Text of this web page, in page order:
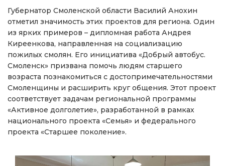
Губернатор Смоленской области Василий Анохин
отметил значимость этих проектов для региона. Один
из ярких примеров – дипломная работа Андрея
Киреенкова, направленная на социализацию
пожилых смолян. Его инициатива «Добрый автобус.
Смоленск» призвана помочь людям старшего
возраста познакомиться с достопримечательностями
Смоленщины и расширить круг общения. Этот проект
соответствует задачам региональной программы
«Активное долголетие», разработанной в рамках
национального проекта «Семья» и федерального
проекта «Старшее поколение».